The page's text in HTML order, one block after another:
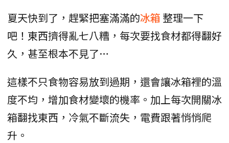
夏天快到了，趕緊把塞滿滿的冰箱 整理一下
吧！東西擠得亂七八糟，每次要找食材都得翻好
久，甚至根本不見了…
這樣不只食物容易放到過期，還會讓冰箱裡的溫
度不均，增加食材變壞的機率。加上每次開關冰
箱翻找東西，冷氣不斷流失，電費跟著悄悄爬
升。